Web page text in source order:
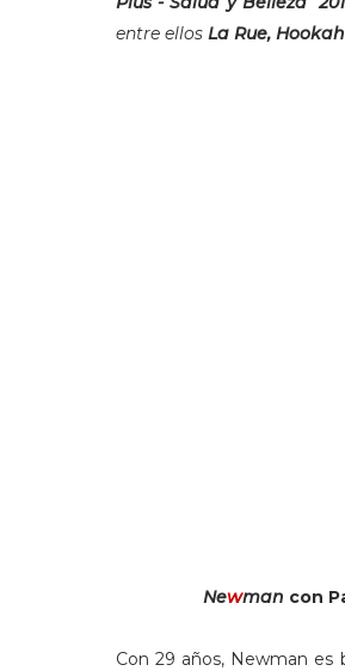
entre ellos La Rue,
Newman con
Con 29 años, Newman es